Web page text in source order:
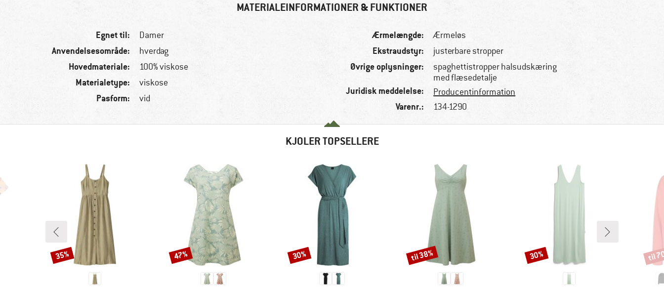
MATERIALEINFORMATIONER & FUNKTIONER
Egnet til: Damer
Anvendelsesområde: hverdag
Hovedmateriale: 100% viskose
Materialetype: viskose
Pasform: vid
Ærmelængde: Ærmeløs
Ekstraudstyr: justerbare stropper
Øvrige oplysninger:
spaghettistropper halsudskæring
med flæsedetalje
Juridisk meddelelse: Producentinformation
Varenr.: 134-1290
KJOLER TOPSELLERE
Rabat
35% Rabat
47% Rabat
30% Rabat
til 38% Rabat
30% Rabat
til